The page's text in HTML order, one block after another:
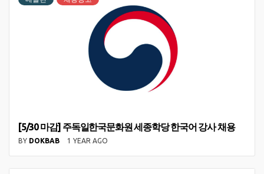
[5/30 마감] 주독일한국문화원 세종학당 한국어 강사 채용
BY DOKBAB 1 YEAR AGO